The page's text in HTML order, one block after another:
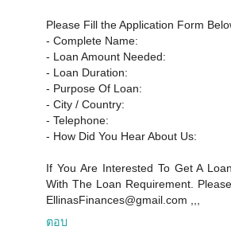
Please Fill the Application Form
- Complete Name:
- Loan Amount Needed:
- Loan Duration:
- Purpose Of Loan:
- City / Country:
- Telephone:
- How Did You Hear About Us:
If You Are Interested To Get A
With The Loan Requirement.
EllinasFinances@gmail.com ,,,
ตอบ